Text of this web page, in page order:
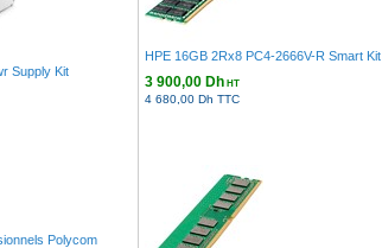
Supply Kit
Polycom
HPE 16GB 2Rx8 PC4-2666V-R Smart Kit
3 900,00 DhHT
4 680,00 Dh TTC